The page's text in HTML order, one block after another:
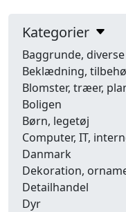
Kategorier
Baggrunde, diverse
Beklædning,
Blomster, træer,
Boligen
Børn, legetøj
Computer, IT,
Danmark
Dekoration,
Detailhandel
Dyr